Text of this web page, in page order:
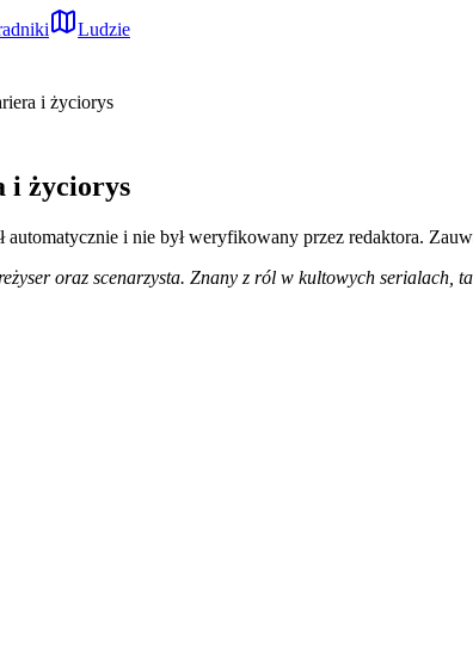
Ludzie
i życiorys
i życiorys
automatycznie i nie był weryfikowany przez redaktora.
oraz scenarzysta. Znany z ról w kultowych serialach,